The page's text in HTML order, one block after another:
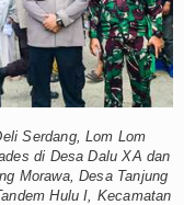
Juventus
Imbang
Villa Laga
Gubsu Bobby
Rapat Persiapan
Serdang, Lom Lom
di Desa Dalu XA dan
Morawa, Desa Tanjung
Hulu I, Kecamatan